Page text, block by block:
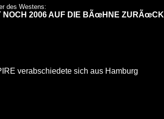
des Westens:
NOCH 2006 AUF DIE BÃœHNE ZURÃœCK
verabschiedete sich aus Hamburg